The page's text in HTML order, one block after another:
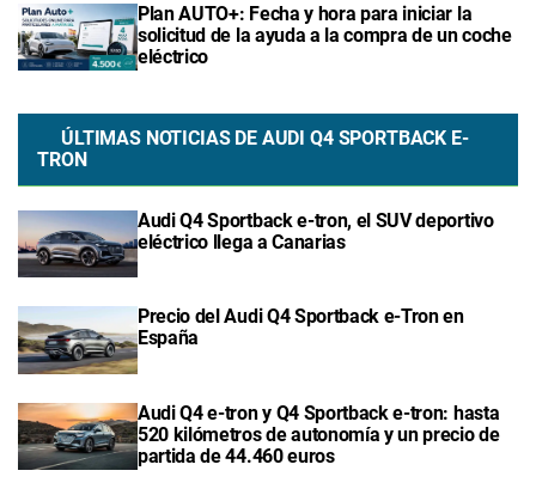
Plan AUTO+: Fecha y hora para iniciar la
solicitud de la ayuda a la compra de un coche
eléctrico
ÚLTIMAS NOTICIAS DE AUDI Q4 SPORTBACK E-
TRON
Audi Q4 Sportback e-tron, el SUV deportivo
eléctrico llega a Canarias
Precio del Audi Q4 Sportback e-Tron en
España
Audi Q4 e-tron y Q4 Sportback e-tron: hasta
520 kilómetros de autonomía y un precio de
partida de 44.460 euros